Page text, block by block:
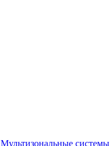
Мультизональные системы